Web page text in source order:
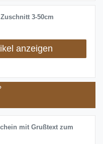
3-50cm
anzeigen
mit Grußtext zum